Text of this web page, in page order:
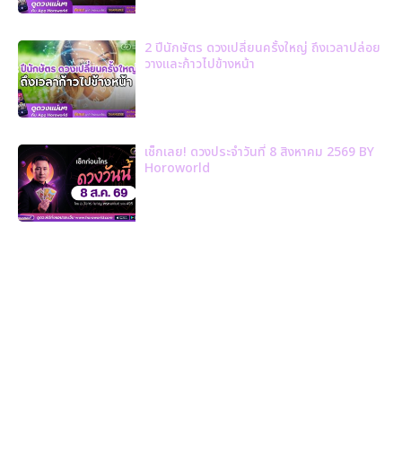
2 ปีนักษัตร ดวงเปลี่ยนครั้งใหญ่ ถึงเวลาปล่อย
วางและก้าวไปข้างหน้า
เช็กเลย! ดวงประจำวันที่ 8 สิงหาคม 2569 BY
Horoworld